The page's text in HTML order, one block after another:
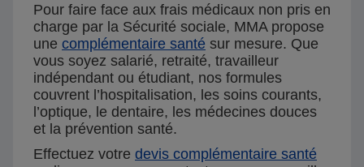
Pour faire face aux frais médicaux non pris en
charge par la Sécurité sociale, MMA propose
une complémentaire santé sur mesure. Que
vous soyez salarié, retraité, travailleur
indépendant ou étudiant, nos formules
couvrent l’hospitalisation, les soins courants,
l’optique, le dentaire, les médecines douces
et la prévention santé.
Effectuez votre devis complémentaire santé